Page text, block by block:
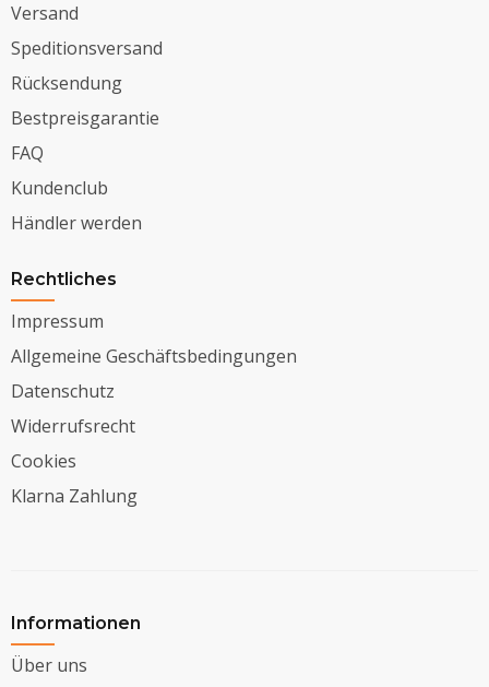
Versand
Speditionsversand
Rücksendung
Bestpreisgarantie
FAQ
Kundenclub
Händler werden
Rechtliches
Impressum
Allgemeine Geschäftsbedingungen
Datenschutz
Widerrufsrecht
Cookies
Klarna Zahlung
Informationen
Über uns